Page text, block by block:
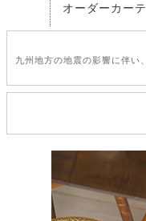
オーダーカー
九州地方の地震の影響に伴い